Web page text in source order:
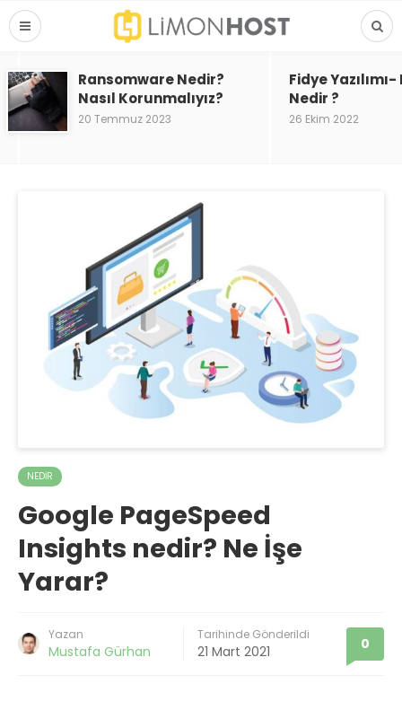
Ransomware Nedir?
Nasıl Korunmalıyız?
20 Temmuz 2023
Fidye
Nedir ?
26 Ekim 2022
NEDIR
Google PageSpeed
Insights nedir? Ne İşe
Yarar?
Yazan
Mustafa Gürhan
Tarihinde Gönderildi
21 Mart 2021 0